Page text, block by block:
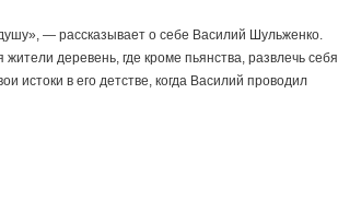
— рассказывает о себе Василий Шульженко.
деревень, где кроме пьянства, развлечь себя
истоки в его детстве, когда Василий проводил